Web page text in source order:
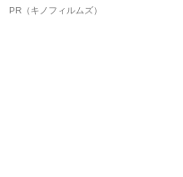
ルインタビュー“観客を魅了した
PR（キノフィルムズ）